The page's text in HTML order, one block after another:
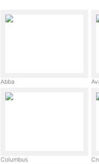
Abba
Columbus